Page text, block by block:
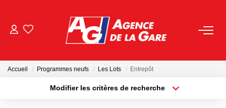
Accueil Programmes neufs Les Lots Entrepôt
Modifier les critères de recherche